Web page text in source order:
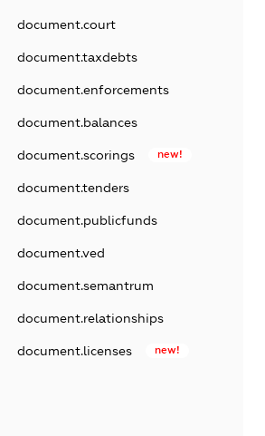
document.court
document.taxdebts
document.enforcements
document.balances
document.scorings new!
document.tenders
document.publicfunds
document.ved
document.semantrum
document.relationships
document.licenses new!